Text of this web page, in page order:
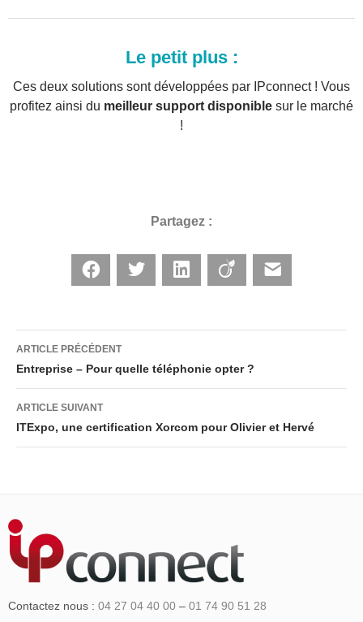
Le petit plus :
Ces deux solutions sont développées par IPconnect ! Vous
profitez ainsi du meilleur support disponible sur le marché
!
Partagez :
Facebook Twitter LinkedIn Viadeo
Navigation
des
articles
ARTICLE PRÉCÉDENT
Entreprise – Pour quelle téléphonie opter ?
ARTICLE SUIVANT
ITExpo, une certification Xorcom pour Olivier et Hervé
Contactez nous : 04 27 04 40 00 – 01 74 90 51 28